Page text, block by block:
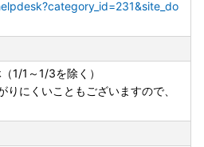
ご了承くださいませ）
ついて◆
ないものは、お客様組み立てと
入っておりません）
オーヤマの規定に準じます。
公式HP内「お客様サポート・お
1/1～1/3を除く）
にくいこともございますので、